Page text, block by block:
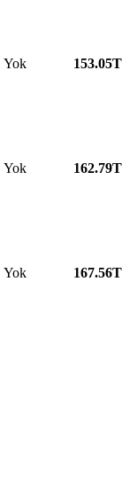
Yok 153.05
Yok 162.79
Yok 167.56